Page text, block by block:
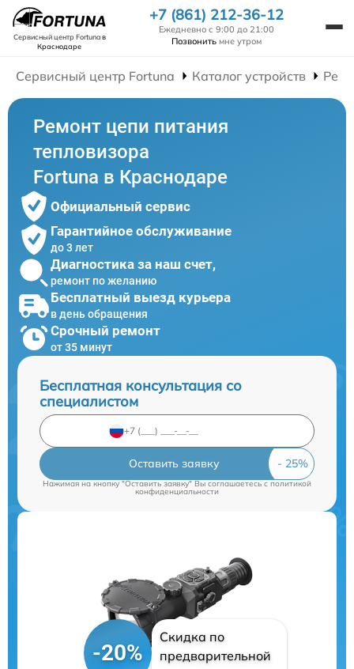
Сервисный центр Fortunaв
Краснодаре
+7 (861) 212-36-12
Ежедневно с 9:00 до 21:00
Позвонить мне утром
Сервисный центр Fortuna Каталог устройств
Ремонт цепи питания
тепловизора
Fortuna в Краснодаре
Официальный сервис
Гарантийное обслуживание
до 3 лет
Диагностика за наш счет,
ремонт по желанию
Бесплатный выезд курьера
в день обращения
Срочный ремонт
от 35 минут
Бесплатная консультация со
специалистом
Оставить заявку
Нажимая на кнопку "Оставить заявку" Вы соглашаетесь cполитикой
конфиденциальности
-20%
Скидка по
предварительной